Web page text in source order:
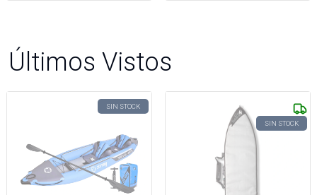
Últimos Vistos
SIN STOCK
SIN STOCK